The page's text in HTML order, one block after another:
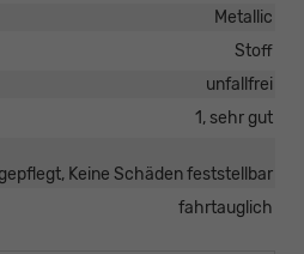
Metallic
Stoff
unfallfrei
1, sehr gut
Keine Schäden feststellbar
fahrtauglich